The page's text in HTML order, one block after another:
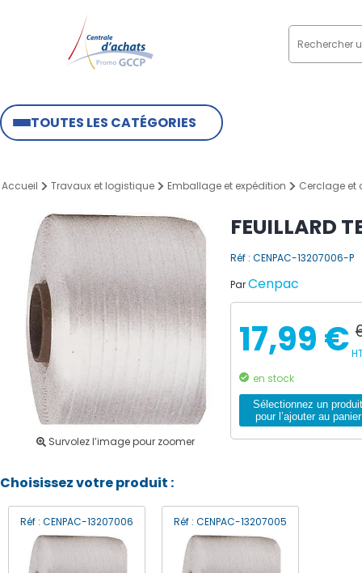
TOUTES LES CATÉGORIES
Accueil Travaux et logistique Emballage et expédition Cerclage et
Survolez l’image pour zoomer
FEUILLARD
Réf : CENPAC-13207006-P
ParCenpac
17,99 €
en stock
Sélectionnez un produit
pour l’ajouter au panier
Choisissez votre produit :
Réf : CENPAC-13207006 Réf : CENPAC-13207005